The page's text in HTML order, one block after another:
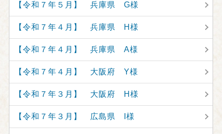
【令和７年５月】 兵庫県 G様
【令和７年４月】 兵庫県 H様
【令和７年４月】 兵庫県 A様
【令和７年４月】 大阪府 Y様
【令和７年３月】 大阪府 H様
【令和７年３月】 広島県 I様